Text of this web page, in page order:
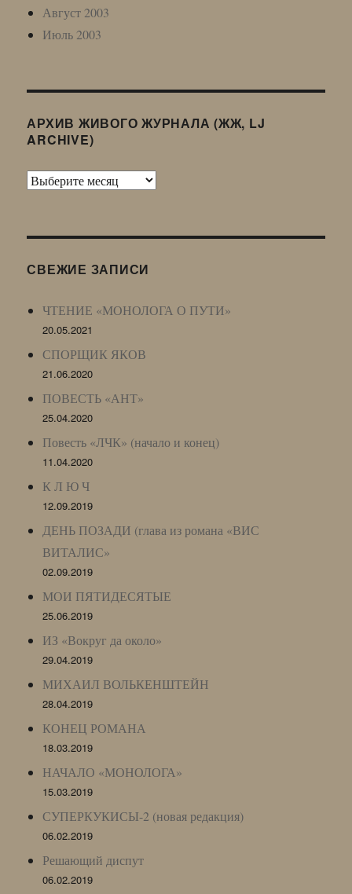
Август 2003
Июль 2003
АРХИВ ЖИВОГО ЖУРНАЛА (ЖЖ, LJ
ARCHIVE)
Архив
LJ
СВЕЖИЕ ЗАПИСИ
ЧТЕНИЕ «МОНОЛОГА О ПУТИ»
20.05.2021
СПОРЩИК ЯКОВ
21.06.2020
ПОВЕСТЬ «АНТ»
25.04.2020
Повесть «ЛЧК» (начало и конец)
11.04.2020
К Л Ю Ч
12.09.2019
ДЕНЬ ПОЗАДИ (глава из романа «ВИС
ВИТАЛИС»
02.09.2019
МОИ ПЯТИДЕСЯТЫЕ
25.06.2019
ИЗ «Вокруг да около»
29.04.2019
МИХАИЛ ВОЛЬКЕНШТЕЙН
28.04.2019
КОНЕЦ РОМАНА
18.03.2019
НАЧАЛО «МОНОЛОГА»
15.03.2019
СУПЕРКУКИСЫ-2 (новая редакция)
06.02.2019
Решающий диспут
06.02.2019